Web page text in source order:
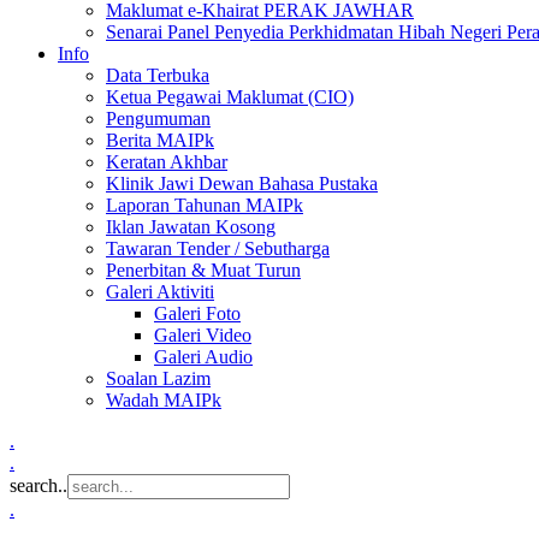
Maklumat e-Khairat PERAK JAWHAR
Senarai Panel Penyedia Perkhidmatan Hibah Negeri
Info
Data Terbuka
Ketua Pegawai Maklumat (CIO)
Pengumuman
Berita MAIPk
Keratan Akhbar
Klinik Jawi Dewan Bahasa Pustaka
Laporan Tahunan MAIPk
Iklan Jawatan Kosong
Tawaran Tender / Sebutharga
Penerbitan & Muat Turun
Galeri Aktiviti
Galeri Foto
Galeri Video
Galeri Audio
Soalan Lazim
Wadah MAIPk
.
.
search..
.